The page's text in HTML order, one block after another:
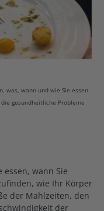
was, wann und wie Sie essen
gesundheitliche Probleme
essen, wann Sie
wie Ihr Körper
der Mahlzeiten, den
der